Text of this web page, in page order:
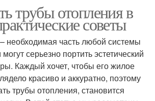
трубы отопления в
советы
необходимая часть любой системы
серьезно портить эстетический
Каждый хочет, чтобы его жилое
красиво и аккуратно, поэтому
трубы отопления, становится